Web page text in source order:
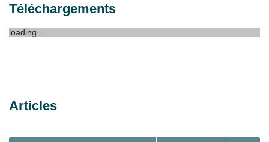
Téléchargements
loading...
Articles